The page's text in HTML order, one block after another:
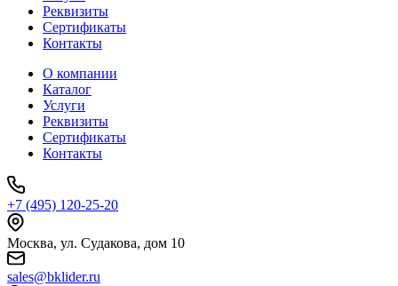
Реквизиты
Сертификаты
Контакты
О компании
Каталог
Услуги
Реквизиты
Сертификаты
Контакты
+7 (495) 120-25-20
Москва, ул. Судакова, дом 10
sales@bklider.ru